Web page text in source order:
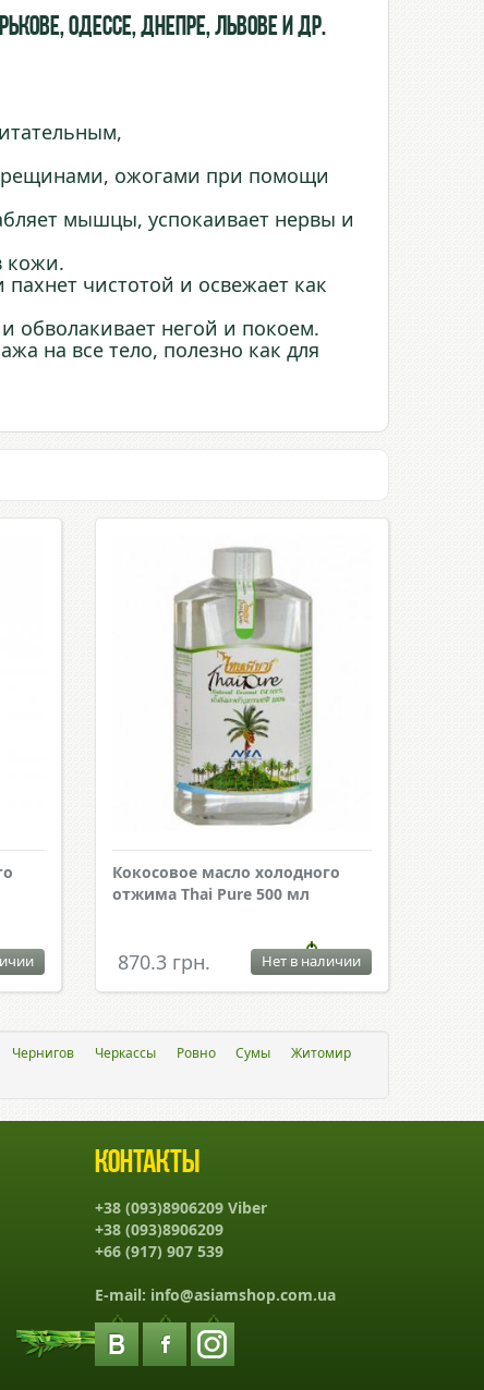
Одессе, Днепре, Львове и др.
ожогами при помощи
мышцы, успокаивает нервы и
кожи.
чистотой и освежает как
обволакивает негой и покоем.
на все тело, полезно как для
Кокосовое масло холодного
отжима Thai Pure 500 мл
870.3 грн. Нет в наличии
Чернигов Черкассы Ровно Сумы
Житомир
Контакты
+38 (093)8906209 Viber
+38 (093)8906209
+66 (917) 907 539
E-mail: info@asiamshop.com.ua